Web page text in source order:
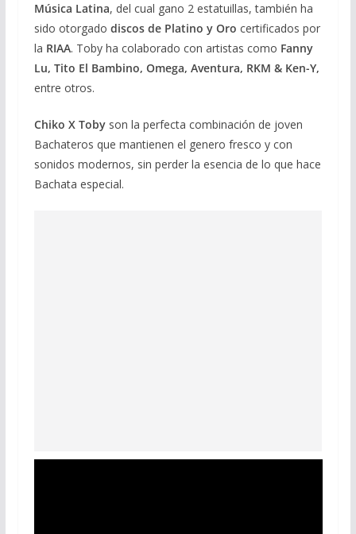
Música Latina, del cual gano 2 estatuillas, también ha
sido otorgado discos de Platino y Oro certificados por
la RIAA. Toby ha colaborado con artistas como Fanny
Lu, Tito El Bambino, Omega, Aventura, RKM & Ken-Y,
entre otros.
Chiko X Tobyson la perfecta combinación de joven
Bachateros que mantienen el genero fresco y con
sonidos modernos, sin perder la esencia de lo que hace
Bachata especial.